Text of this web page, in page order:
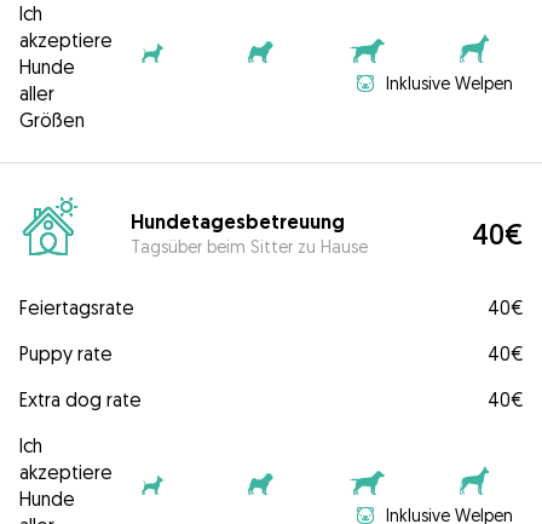
Ich
akzeptiere
Hunde
aller
Größen
Inklusive Welpen
Hundetagesbetreuung
Tagsüber beim Sitter zu Hause 40€
Feiertagsrate
40€
Puppy rate
40€
Extra dog rate
40€
Ich
akzeptiere
Hunde
Inklusive Welpen